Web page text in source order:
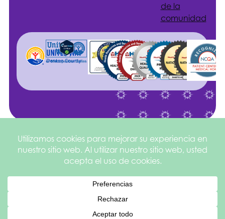
de la
comunidad
©2026
Services of
Política de
privacidad
y aviso
Sitio web
creado por